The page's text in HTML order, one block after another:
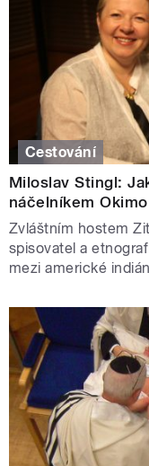
Cestování
Miloslav Stingl:
náčelníkem
Zvláštním hostem
spisovatel a
mezi americké